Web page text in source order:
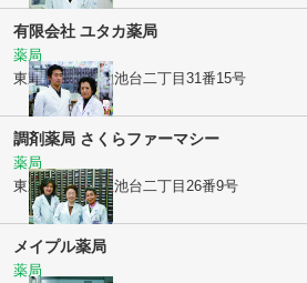
有限会社 ユタカ薬局
薬局
東京都大田区上池台二丁目31番15号
調剤薬局 さくらファーマシー
薬局
東京都大田区上池台二丁目26番9号
メイプル薬局
薬局